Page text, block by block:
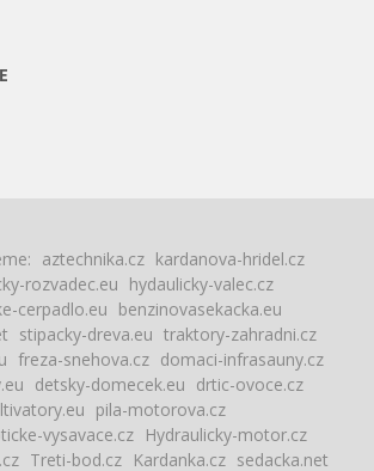
aztechnika.cz kardanova-hridel.cz
rozvadec.eu hydaulicky-valec.cz
cerpadlo.eu benzinovasekacka.eu
stipacky-dreva.eu traktory-zahradni.cz
freza-snehova.cz domaci-infrasauny.cz
detsky-domecek.eu drtic-ovoce.cz
pila-motorova.cz
vysavace.cz
Hydraulicky-motor.cz
Treti-bod.cz Kardanka.cz sedacka.net